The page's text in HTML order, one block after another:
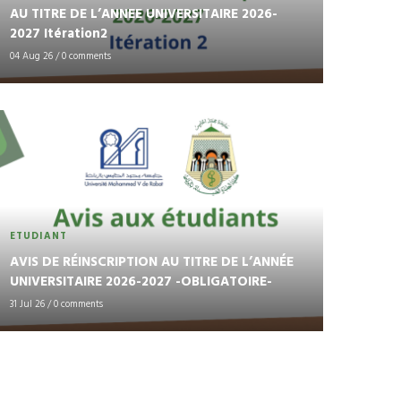
AU TITRE DE L’ANNEE UNIVERSITAIRE 2026-
2027 Itération2
04 Aug 26/0 comments
ETUDIANT
AVIS DE RÉINSCRIPTION AU TITRE DE L’ANNÉE
UNIVERSITAIRE 2026-2027 -OBLIGATOIRE-
31 Jul 26/0 comments